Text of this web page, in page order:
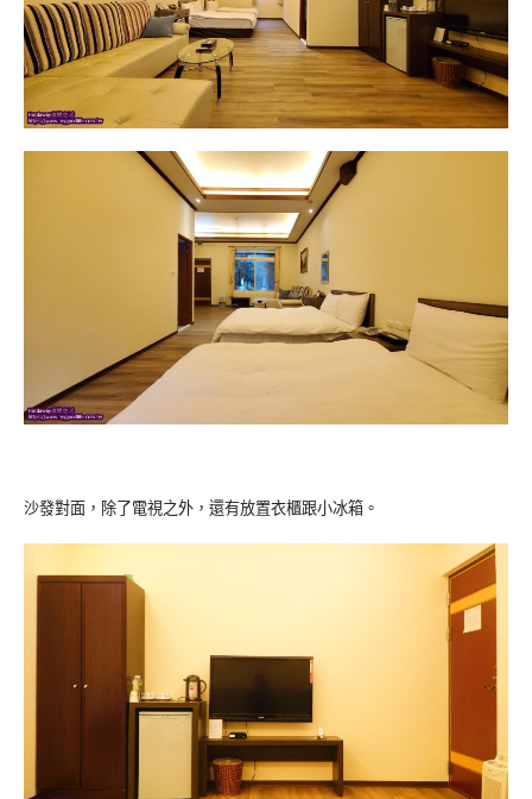
沙發對面，除了電視之外，還有放置衣櫃跟小冰箱。